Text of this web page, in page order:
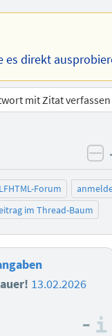
es direkt
mit Zitat verfassen
Forum
im Thread-Baum
13.02.2026
–